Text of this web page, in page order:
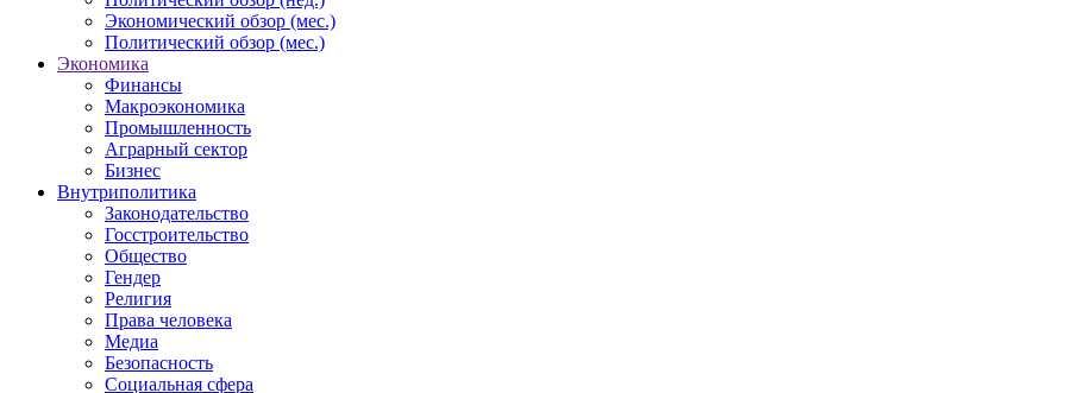
Экономический обзор (мес.)
Политический обзор (мес.)
Экономика
Финансы
Макроэкономика
Промышленность
Аграрный сектор
Бизнес
Внутриполитика
Законодательство
Госстроительство
Общество
Гендер
Религия
Права человека
Медиа
Безопасность
Социальная сфера